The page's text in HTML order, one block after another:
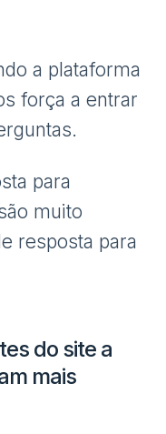
a plataforma
força a entrar
para
muito
resposta para
do site a
mais